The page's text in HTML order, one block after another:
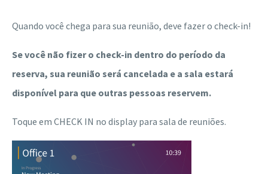
Quando você chega para sua reunião, deve fazer o check-in!
Se você não fizer o check-in dentro do período da
reserva, sua reunião será cancelada e a sala estará
disponível para que outras pessoas reservem.
Toque em CHECK IN no display para sala de reuniões.